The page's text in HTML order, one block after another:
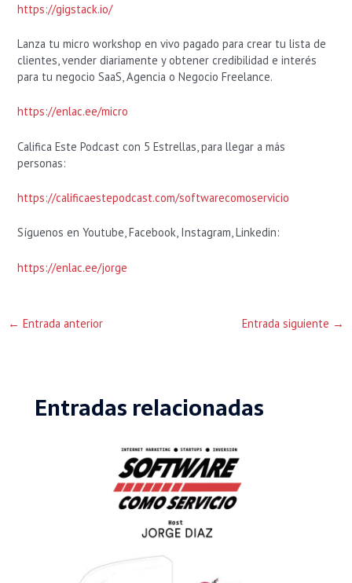
https://gigstack.io/
Lanza tu micro workshop en vivo pagado para crear tu lista de
clientes, vender diariamente y obtener credibilidad e interés
para tu negocio SaaS, Agencia o Negocio Freelance.
https://enlac.ee/micro
Califica Este Podcast con 5 Estrellas, para llegar a más
personas:
https://calificaestepodcast.com/softwarecomoservicio
Síguenos en Youtube, Facebook, Instagram, Linkedin:
https://enlac.ee/jorge
← Entrada anterior Entrada siguiente →
Entradas relacionadas